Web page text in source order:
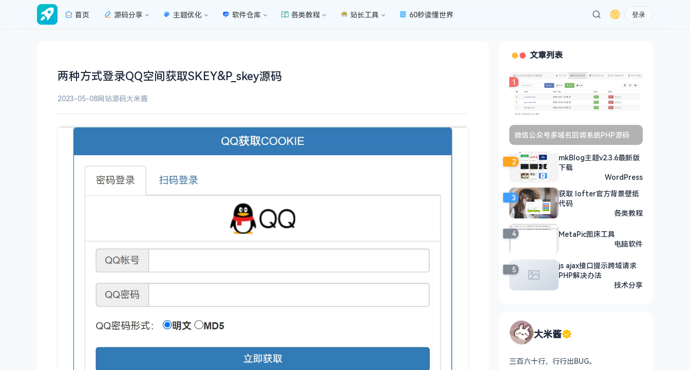
首页 源码分享 主题优化 软件仓库 各类教程 站长工具 60秒读懂世界 登录
两种方式登录QQ空间获取SKEY&P_skey源码
2023-05-08网站源码大米酱
文章列表
1
微信公众号多域名回调系统PHP源码
2
mkBlog主题v2.3.6最新版
下载
WordPress
3
获取 lofter官方背景壁纸
代码
各类教程
4
MetaPic图床工具
电脑软件
5
js ajax接口提示跨域请求
PHP解决办法
技术分享
大米酱
三百六十行，行行出BUG。